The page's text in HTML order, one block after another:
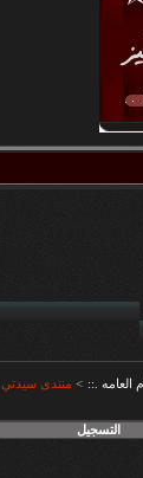
العامه .:: > منتدى سيدتي
التسجيل